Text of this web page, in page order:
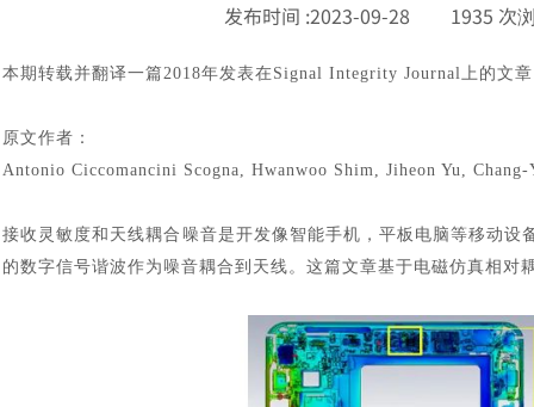
发布时间 :2023-09-28 1935 次
本期转载并翻译一篇2018年发表在Signal Integrity Journal上的文
原文作者：
Antonio Ciccomancini Scogna, Hwanwoo Shim, Jiheon Yu,
接收灵敏度和天线耦合噪音是开发像智能手机，平板电脑等移动
的数字信号谐波作为噪音耦合到天线。这篇文章基于电磁仿真相对